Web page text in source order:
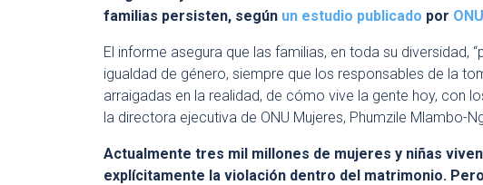
familias persisten, según un estudio publicado por
El informe asegura que las familias, en toda su diversidad,
igualdad de género, siempre que los responsables de la
arraigadas en la realidad, de cómo vive la gente hoy, con
la directora ejecutiva de ONU Mujeres, Phumzile Mlambo-
Actualmente tres mil millones de mujeres y niñas
explícitamente la violación dentro del matrimonio.